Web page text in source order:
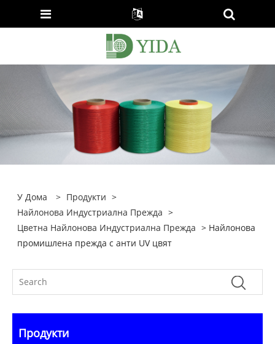
У Дома > Продукти >
Найлонова Индустриална Прежда >
Цветна Найлонова Индустриална Прежда > Найлонова
промишлена прежда с анти UV цвят
Продукти